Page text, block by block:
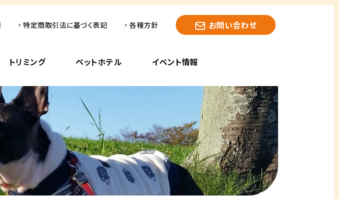
トリミング ペットホテル イベント情報
特定商取引法に基づく表記 各種方針 お問い合わせ